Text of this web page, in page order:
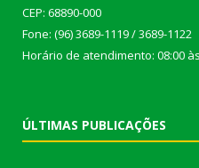
CEP: 68890-000
Fone: (96) 3689-1119 / 3689-1122
Horário de atendimento: 08:00
ÚLTIMAS PUBLICAÇÕES